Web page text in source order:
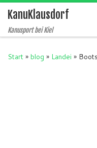
Zum Inhalt springen
KanuKlausdorf
Kanusport bei Kiel
Start » blog » Landei »